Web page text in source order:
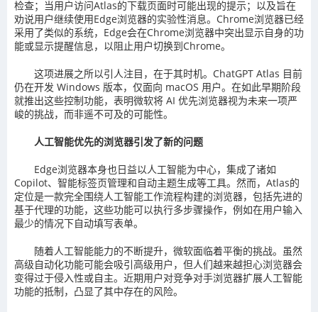
检查；当用户访问Atlas的下载页面时可能出现的提示；以及旨在
劝说用户继续使用Edge浏览器的实验性消息。Chrome浏览器已经
采用了类似的系统，Edge会在Chrome浏览器中突出显示自身的功
能或显示提醒信息，以阻止用户切换到Chrome。
这项进展之所以引人注目，在于其时机。ChatGPT Atlas 目前
仍在开发 Windows 版本，仅面向 macOS 用户。在如此早期阶段
就推出这些控制功能，表明微软将 AI 优先浏览器视为未来一项严
峻的挑战，而非遥不可及的可能性。
人工智能优先的浏览器引发了新的问题
Edge浏览器本身也日益以人工智能为中心，集成了诸如
Copilot、智能标签页管理和自动主题生成等工具。然而，Atlas的
定位是一款完全围绕人工智能工作流程构建的浏览器，包括先进的
基于代理的功能，这些功能可以执行多步骤操作，例如在用户输入
最少的情况下自动填写表单。
随着人工智能能力的不断提升，微软面临着平衡的挑战。虽然
高级自动化功能可能会吸引高级用户，但人们越来越担心浏览器会
变得过于侵入性或自主。近期用户对竞争对手浏览器扩展人工智能
功能的抵制，凸显了其中存在的风险。